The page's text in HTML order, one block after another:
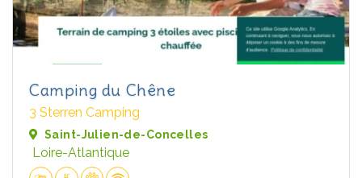
Camping du Chêne
3 Sterren Camping
Saint-Julien-de-Concelles
Loire-Atlantique